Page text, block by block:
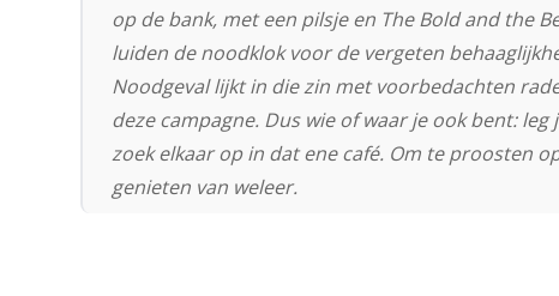
op de bank, met een pilsje en The Bold and the
luiden de noodklok voor de vergeten
Noodgeval lijkt in die zin met voorbedachten
deze campagne. Dus wie of waar je ook bent: leg
zoek elkaar op in dat ene café. Om te proosten
genieten van weleer.